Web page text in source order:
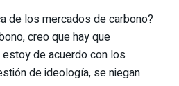
de los mercados de carbono?
creo que hay que
de acuerdo con los
de ideología, se niegan